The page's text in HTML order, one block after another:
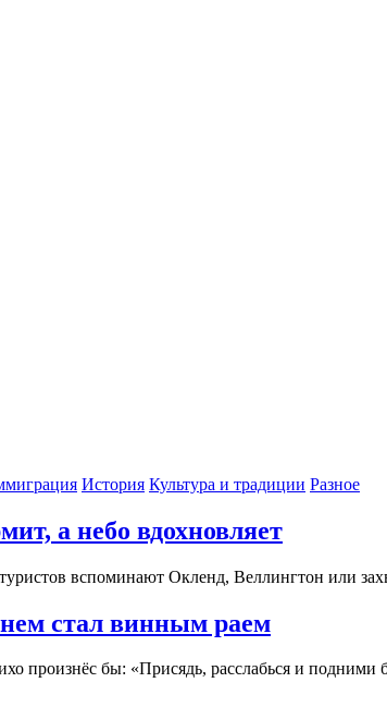
История Культура и традиции Разное
а небо вдохновляет
вспоминают Окленд, Веллингтон или
стал винным раем
произнёс бы: «Присядь, расслабься и